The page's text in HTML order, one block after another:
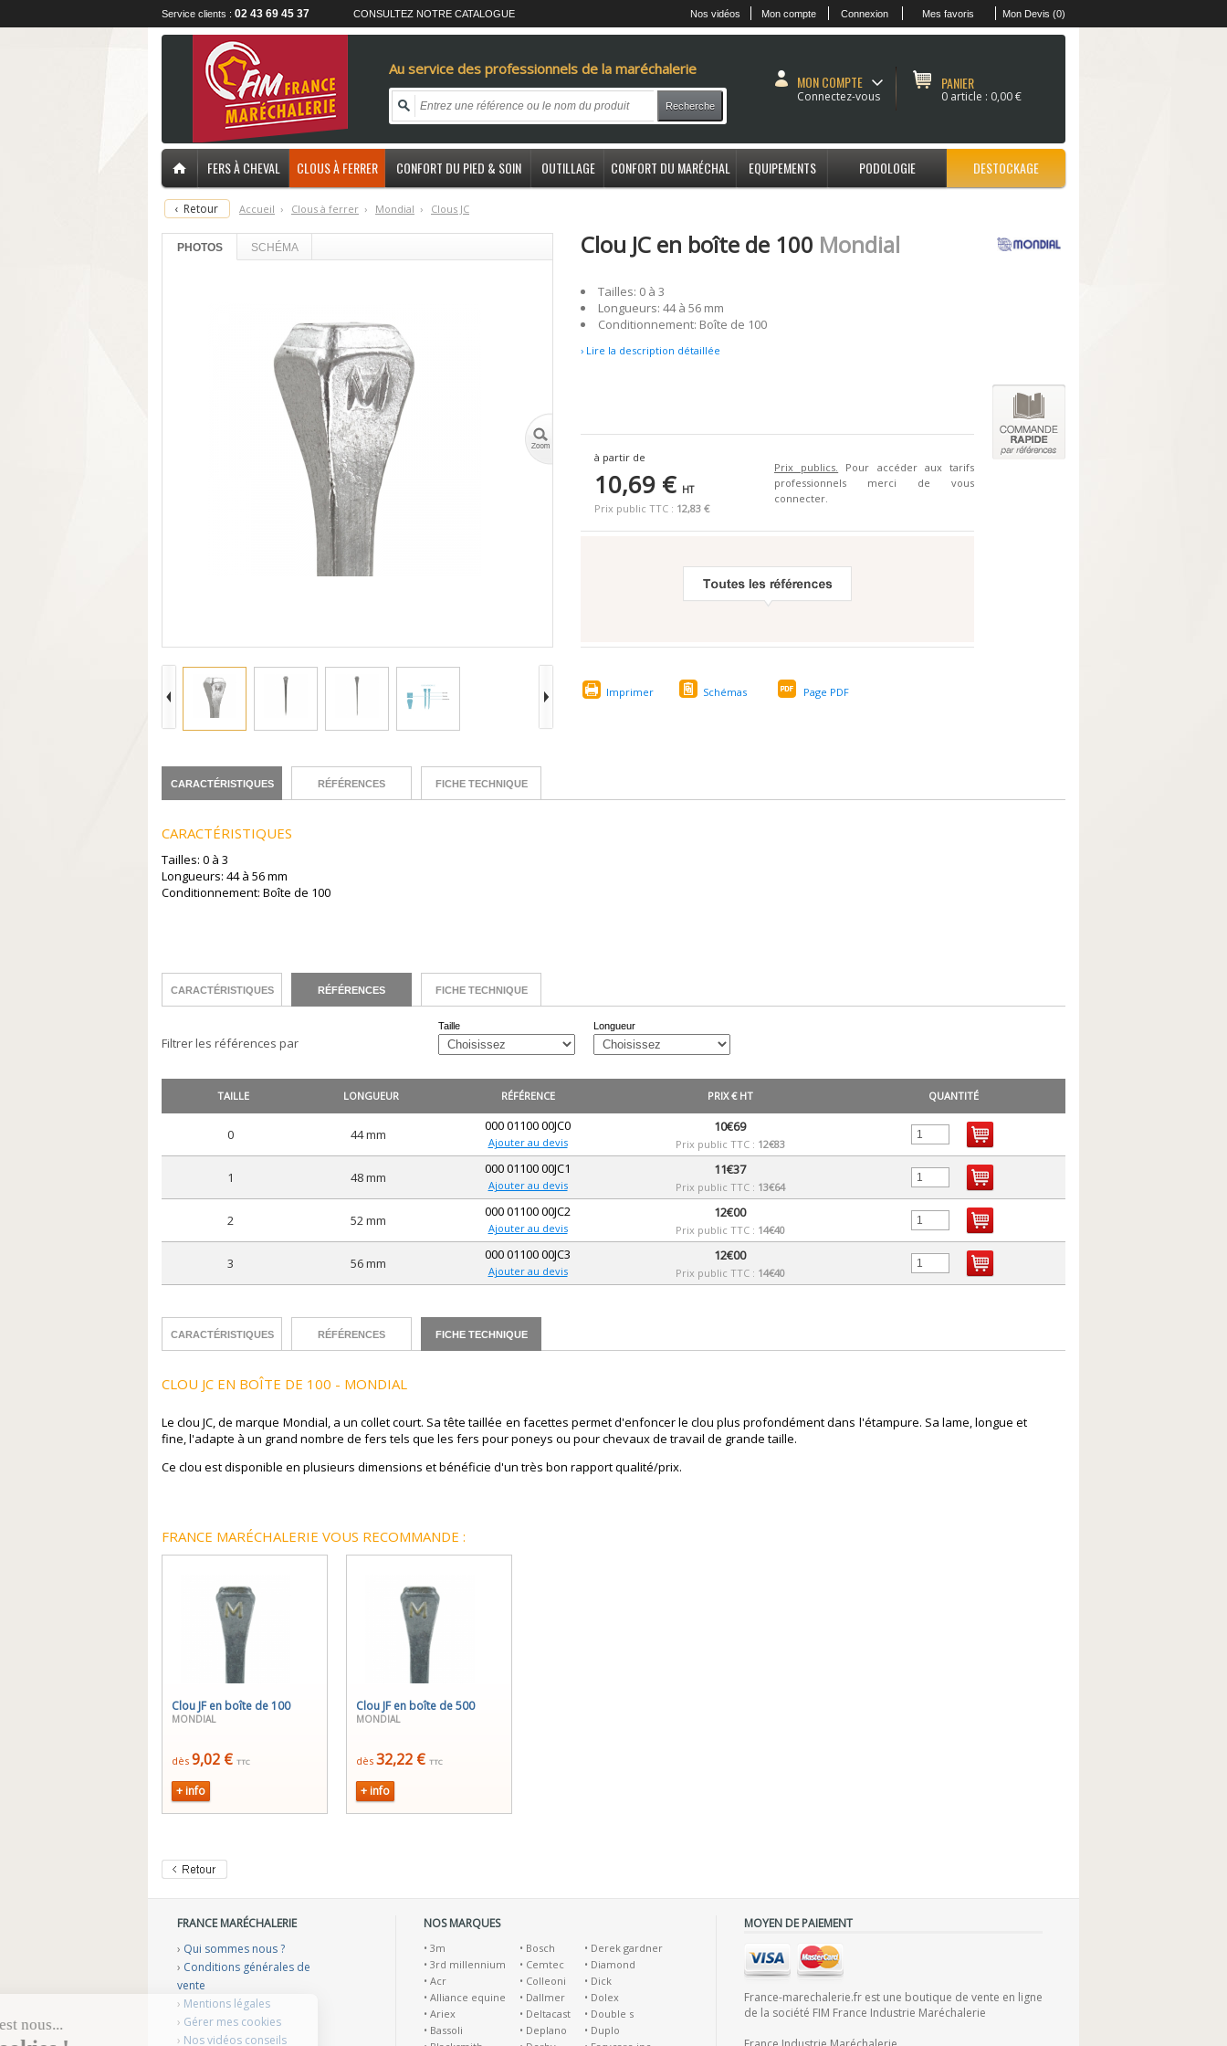
Service clients : 02 43 69 45 37 CONSULTEZ NOTRE CATALOGUE Nos vidéos Mon compte Connexion Mes favoris Mon Devis (0)
Au service des professionnels de la maréchalerie
Recherche
MON COMPTE
Connectez-vous
PANIER
0 article : 0,00 €
FERS À CHEVAL CLOUS À FERRER CONFORT DU PIED & SOIN OUTILLAGE CONFORT DU MARÉCHAL EQUIPEMENTS PODOLOGIE DESTOCKAGE
‹ Retour Accueil › Clous à ferrer › Mondial › Clous JC
PHOTOS SCHÉMA Clou JC en boîte de 100 Mondial
Tailles: 0 à 3
Longueurs: 44 à 56 mm
Conditionnement: Boîte de 100
› Lire la description détaillée
à partir de
10,69 € HT
Prix public TTC : 12,83 €
Prix publics. Pour accéder aux tarifs
professionnels merci de vous
connecter.
Imprimer Schémas Page PDF
CARACTÉRISTIQUES RÉFÉRENCES FICHE TECHNIQUE
CARACTÉRISTIQUES
Tailles: 0 à 3
Longueurs: 44 à 56 mm
Conditionnement: Boîte de 100
CARACTÉRISTIQUES RÉFÉRENCES FICHE TECHNIQUE
Filtrer les références par
Taille Longueur
TAILLE LONGUEUR RÉFÉRENCE PRIX € HT QUANTITÉ
0 44 mm
000 01100 00JC0
Ajouter au devis
10€69
Prix public TTC : 12€83
1 48 mm
000 01100 00JC1
Ajouter au devis
11€37
Prix public TTC : 13€64
2 52 mm
000 01100 00JC2
Ajouter au devis
12€00
Prix public TTC : 14€40
3 56 mm
000 01100 00JC3
Ajouter au devis
12€00
Prix public TTC : 14€40
CARACTÉRISTIQUES RÉFÉRENCES FICHE TECHNIQUE
CLOU JC EN BOÎTE DE 100 - MONDIAL
Le clou JC, de marque Mondial, a un collet court. Sa tête taillée en facettes permet d'enfoncer le clou plus profondément dans l'étampure. Sa lame, longue et
fine, l'adapte à un grand nombre de fers tels que les fers pour poneys ou pour chevaux de travail de grande taille.
Ce clou est disponible en plusieurs dimensions et bénéficie d'un très bon rapport qualité/prix.
FRANCE MARÉCHALERIE VOUS RECOMMANDE :
Clou JF en boîte de 100
MONDIAL
dès 9,02 € TTC
+ info
Clou JF en boîte de 500
MONDIAL
dès 32,22 € TTC
+ info
FRANCE MARÉCHALERIE
› Qui sommes nous ?
› Conditions générales de
vente
› Mentions légales
› Gérer mes cookies
› Nos vidéos conseils
NOS MARQUES
• 3m
• 3rd millennium
• Acr
• Alliance equine
• Ariex
• Bassoli
• Bosch
• Cemtec
• Colleoni
• Dallmer
• Deltacast
• Deplano
• Derek gardner
• Diamond
• Dick
• Dolex
• Double s
• Duplo
MOYEN DE PAIEMENT
France-marechalerie.fr est une boutique de vente en ligne
de la société FIM France Industrie Maréchalerie